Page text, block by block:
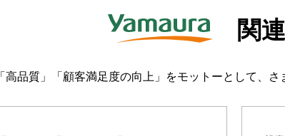
関
「高品質」「顧客満足度の向上」をモットーとして、